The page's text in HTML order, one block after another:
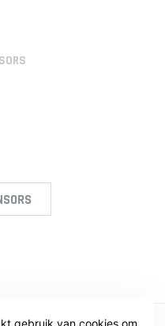
gebruik van cookies om